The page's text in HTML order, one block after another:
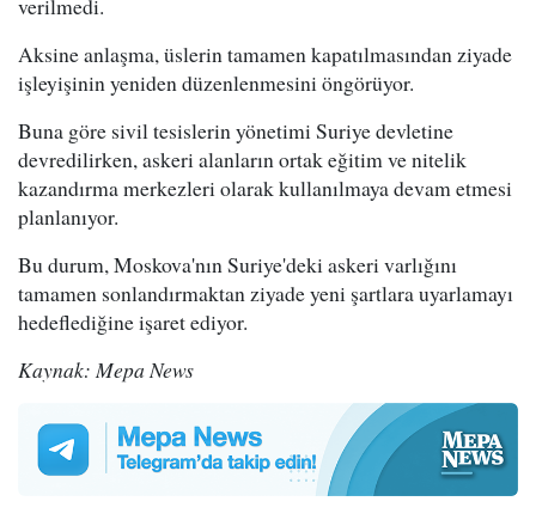
verilmedi.
Aksine anlaşma, üslerin tamamen kapatılmasından ziyade
işleyişinin yeniden düzenlenmesini öngörüyor.
Buna göre sivil tesislerin yönetimi Suriye devletine
devredilirken, askeri alanların ortak eğitim ve nitelik
kazandırma merkezleri olarak kullanılmaya devam etmesi
planlanıyor.
Bu durum, Moskova'nın Suriye'deki askeri varlığını
tamamen sonlandırmaktan ziyade yeni şartlara uyarlamayı
hedeflediğine işaret ediyor.
Kaynak: Mepa News